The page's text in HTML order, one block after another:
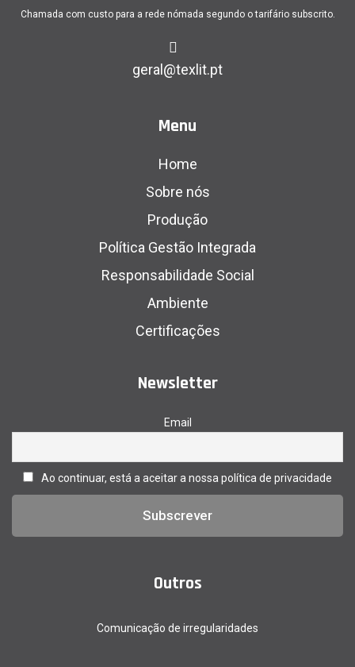
Chamada com custo para a rede nómada segundo o tarifário subscrito.
geral@texlit.pt
Menu
Home
Sobre nós
Produção
Política Gestão Integrada
Responsabilidade Social
Ambiente
Certificações
Newsletter
Email
Ao continuar, está a aceitar a nossa política de privacidade
Outros
Comunicação de irregularidades